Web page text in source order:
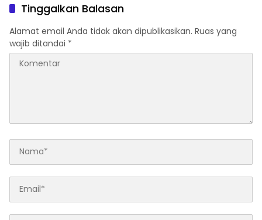
Tinggalkan Balasan
Alamat email Anda tidak akan dipublikasikan. Ruas yang
wajib ditandai *